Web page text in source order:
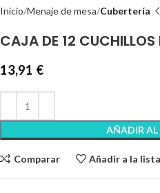
Inicio Menaje de mesa Cubertería
CAJA DE 12 CUCHILLOS
13,91 €
AÑADIR AL
Comparar Añadir a la